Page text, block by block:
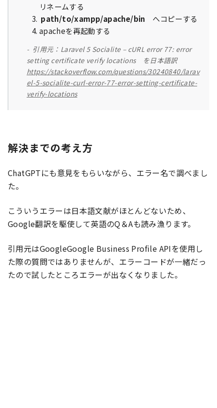
リネームする
path/to/xampp/apache/bin へコピーする
apacheを再起動する
引用元：Laravel 5 Socialite – cURL error 77: error
setting certificate verify locations を日本語訳
https://stackoverflow.com/questions/30240840/larav
el-5-socialite-curl-error-77-error-setting-certificate-
verify-locations
解決までの考え方
ChatGPTにも意見をもらいながら、エラー名で調べまし
た。
こういうエラーは日本語文献がほとんどないため、
Google翻訳を駆使して英語のQ＆Aも読み漁ります。
引用元はGoogleGoogle Business Profile APIを使用し
た際の質問ではありませんが、エラーコードが一緒だっ
たので試したところエラーが出なくなりました。